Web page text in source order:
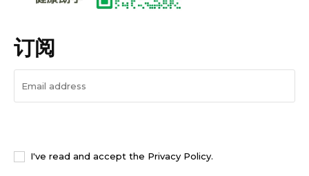
订阅
I've read and accept the Privacy Policy.